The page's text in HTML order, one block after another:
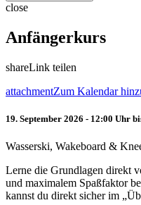
close
Anfängerkurs
shareLink teilen
attachmentZum Kalendar
19. September 2026 - 12:00 Uhr
Wasserski, Wakeboard &
Lerne die Grundlagen direkt
und maximalem Spaßfaktor
kannst du direkt sicher im